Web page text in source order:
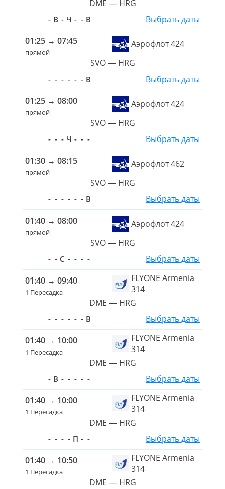
DME — HRG
- В - Ч - - В
Выбрать даты
01:25 → 07:45
прямой
Аэрофлот 424
SVO — HRG
- - - - - - В
Выбрать даты
01:25 → 08:00
прямой
Аэрофлот 424
SVO — HRG
- - - Ч - - -
Выбрать даты
01:30 → 08:15
прямой
Аэрофлот 462
SVO — HRG
- - - - - - В
Выбрать даты
01:40 → 08:00
прямой
Аэрофлот 424
SVO — HRG
- - С - - - -
Выбрать даты
01:40 → 09:40
1 Пересадка
FLYONE Armenia
314
DME — HRG
- - - - - - В
Выбрать даты
01:40 → 10:00
1 Пересадка
FLYONE Armenia
314
DME — HRG
- В - - - - -
Выбрать даты
01:40 → 10:00
1 Пересадка
FLYONE Armenia
314
DME — HRG
- - - - П - -
Выбрать даты
01:40 → 10:50
1 Пересадка
FLYONE Armenia
314
DME — HRG